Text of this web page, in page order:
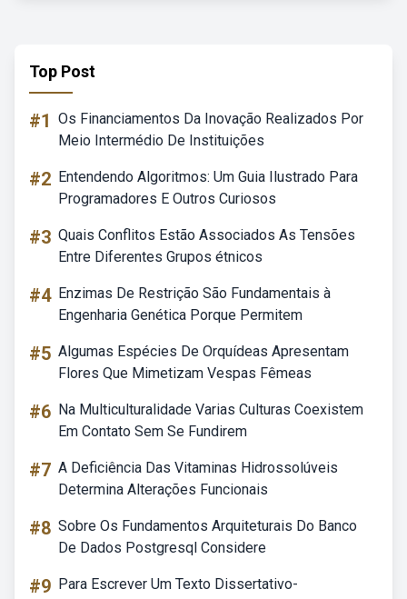
Top Post
#1 Os Financiamentos Da Inovação Realizados Por
Meio Intermédio De Instituições
#2 Entendendo Algoritmos: Um Guia Ilustrado Para
Programadores E Outros Curiosos
#3 Quais Conflitos Estão Associados As Tensões
Entre Diferentes Grupos étnicos
#4 Enzimas De Restrição São Fundamentais à
Engenharia Genética Porque Permitem
#5 Algumas Espécies De Orquídeas Apresentam
Flores Que Mimetizam Vespas Fêmeas
#6 Na Multiculturalidade Varias Culturas Coexistem
Em Contato Sem Se Fundirem
#7 A Deficiência Das Vitaminas Hidrossolúveis
Determina Alterações Funcionais
#8 Sobre Os Fundamentos Arquiteturais Do Banco
De Dados Postgresql Considere
#9 Para Escrever Um Texto Dissertativo-